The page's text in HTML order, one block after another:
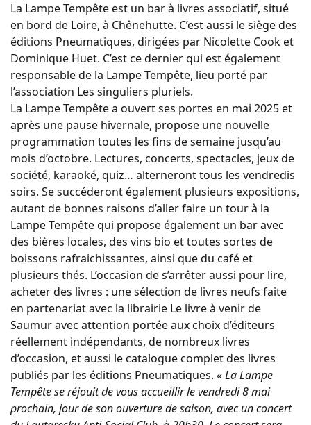
La Lampe Tempête est un bar à livres associatif, situé
en bord de Loire, à Chênehutte. C’est aussi le siège des
éditions Pneumatiques, dirigées par Nicolette Cook et
Dominique Huet. C’est ce dernier qui est également
responsable de la Lampe Tempête, lieu porté par
l’association Les singuliers pluriels.
La Lampe Tempête a ouvert ses portes en mai 2025 et
après une pause hivernale, propose une nouvelle
programmation toutes les fins de semaine jusqu’au
mois d’octobre. Lectures, concerts, spectacles, jeux de
société, karaoké, quiz… alterneront tous les vendredis
soirs. Se succéderont également plusieurs expositions,
autant de bonnes raisons d’aller faire un tour à la
Lampe Tempête qui propose également un bar avec
des bières locales, des vins bio et toutes sortes de
boissons rafraichissantes, ainsi que du café et
plusieurs thés. L’occasion de s’arrêter aussi pour lire,
acheter des livres : une sélection de livres neufs faite
en partenariat avec la librairie Le livre à venir de
Saumur avec attention portée aux choix d’éditeurs
réellement indépendants, de nombreux livres
d’occasion, et aussi le catalogue complet des livres
publiés par les éditions Pneumatiques. « La Lampe
Tempête se réjouit de vous accueillir le vendredi 8 mai
prochain, jour de son ouverture de saison, avec un concert